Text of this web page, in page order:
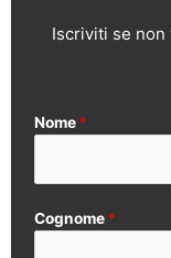
Iscriviti se
Nome *
Cognome *